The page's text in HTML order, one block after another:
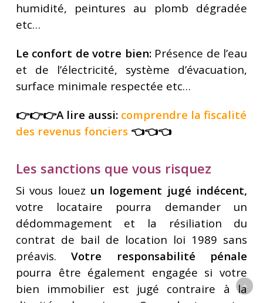
humidité, peintures au plomb dégradée
etc…
Le confort de votre bien:Présence de l’eau
et de l’électricité, système d’évacuation,
surface minimale respectée etc…
👉👉👉A lire aussi: comprendre la fiscalité
des revenus fonciers 👈👈👈
Les sanctions que vous risquez
Si vous louez un logement jugé indécent,
votre locataire pourra demander un
dédommagement et la résiliation du
contrat de bail de location loi 1989 sans
préavis.Votre responsabilité pénale
pourra être également engagée si votre
bien immobilier est jugé contraire à la